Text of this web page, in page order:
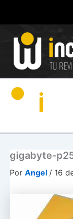
contenido
gigabyte-
Por Angel / 16